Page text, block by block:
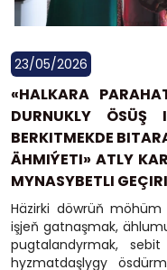
23/05/2026
«HALKARA
DURNUKLY ÖSÜŞ
BERKITMEKDE
ÄHMIÝETI» ATLY
MYNASYBETLI
Häzirki döwrüň
işjeň gatnaşmak,
pugtalandyrmak,
hyzmatdaşlygy